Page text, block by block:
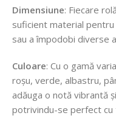
Dimensiune: Fiecare
suficient material
sau a împodobi diverse
Culoare: Cu o gamă
roșu, verde, albastru,
adăuga o notă vibrantă
potrivindu-se perfect